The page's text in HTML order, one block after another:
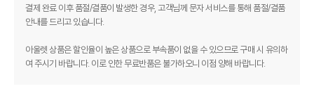
결제 완료 이후 품절/결품이 발생한 경우, 고객님께 문자 서비스를 통해 품절/결품
안내를 드리고 있습니다.
아울렛 상품은 할인율이 높은 상품으로 부속품이 없을 수 있으므로 구매 시 유의하
여 주시기 바랍니다. 이로 인한 무료반품은 불가하오니 이점 양해 바랍니다.